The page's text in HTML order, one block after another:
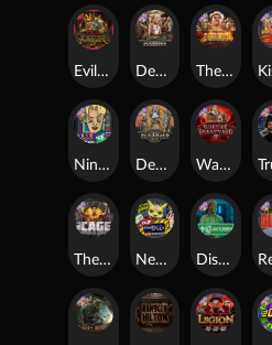
Deadwood R.I.P
Nexus Outsourced
The Cage
Nine To Five Warrior Graveyard xNudge
Evil Goblins xBomb Deadwood xNudge
Disturbed
The Border